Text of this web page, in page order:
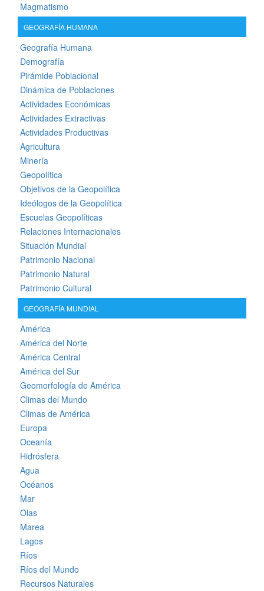
Magmatismo
GEOGRAFÍA HUMANA
Geografía Humana
Demografía
Pirámide Poblacional
Dinámica de Poblaciones
Actividades Económicas
Actividades Extractivas
Actividades Productivas
Agricultura
Minería
Geopolítica
Objetivos de la Geopolítica
Ideólogos de la Geopolítica
Escuelas Geopolíticas
Relaciones Internacionales
Situación Mundial
Patrimonio Nacional
Patrimonio Natural
Patrimonio Cultural
GEOGRAFÍA MUNDIAL
América
América del Norte
América Central
América del Sur
Geomorfología de América
Climas del Mundo
Climas de América
Europa
Oceanía
Hidrósfera
Agua
Océanos
Mar
Olas
Marea
Lagos
Ríos
Ríos del Mundo
Recursos Naturales